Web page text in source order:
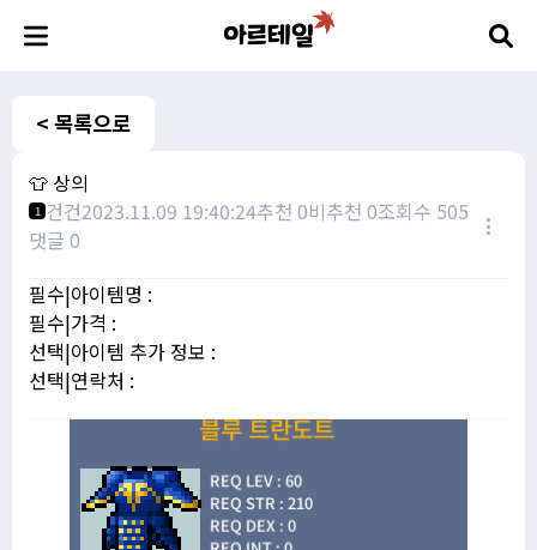
< 목록으로
👕 상의
1 건건2023.11.09 19:40:24추천 0비추천 0조회수 505
댓글 0
필수|아이템명 :
필수|가격 :
선택|아이템 추가 정보 :
선택|연락처 :